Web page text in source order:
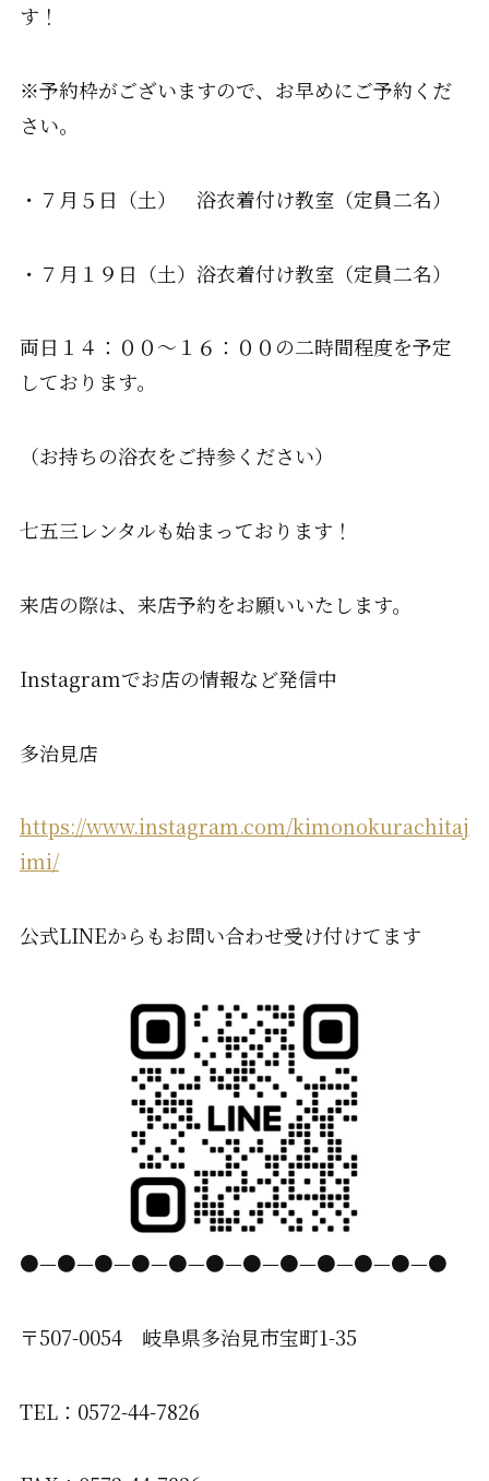
す！
※予約枠がございますので、お早めにご予約くだ
さい。
・７月５日（土） 浴衣着付け教室（定員二名）
・７月１９日（土）浴衣着付け教室（定員二名）
両日１４：００～１６：００の二時間程度を予定
しております。
（お持ちの浴衣をご持参ください）
七五三レンタルも始まっております！
来店の際は、来店予約をお願いいたします。
Instagramでお店の情報など発信中
多治見店
https://www.instagram.com/kimonokurachitaj
imi/
公式LINEからもお問い合わせ受け付けてます
●—●—●—●—●—●—●—●—●—●—●—●
〒507-0054 岐阜県多治見市宝町1-35
TEL：0572-44-7826